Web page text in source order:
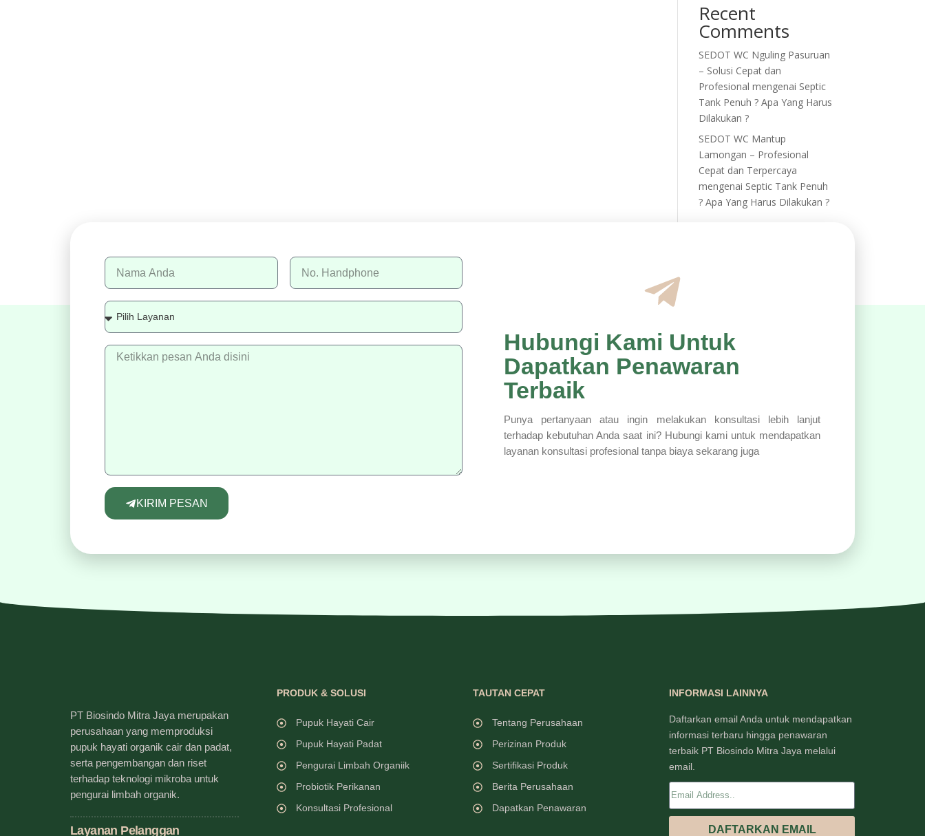
Recent
Comments
SEDOT WC Nguling Pasuruan
– Solusi Cepat dan
Profesional mengenai Septic
Tank Penuh ? Apa Yang Harus
Dilakukan ?
SEDOT WC Mantup
Lamongan – Profesional
Cepat dan Terpercaya
mengenai Septic Tank Penuh
? Apa Yang Harus Dilakukan ?
KIRIM PESAN
Hubungi Kami Untuk
Dapatkan Penawaran
Terbaik
Punya pertanyaan atau ingin melakukan konsultasi lebih lanjut
terhadap kebutuhan Anda saat ini? Hubungi kami untuk mendapatkan
layanan konsultasi profesional tanpa biaya sekarang juga
PT Biosindo Mitra Jaya merupakan
perusahaan yang memproduksi
pupuk hayati organik cair dan padat,
serta pengembangan dan riset
terhadap teknologi mikroba untuk
pengurai limbah organik.
Layanan Pelanggan
PRODUK & SOLUSI
Pupuk Hayati Cair
Pupuk Hayati Padat
Pengurai Limbah Organiik
Probiotik Perikanan
Konsultasi Profesional
TAUTAN CEPAT
Tentang Perusahaan
Perizinan Produk
Sertifikasi Produk
Berita Perusahaan
Dapatkan Penawaran
INFORMASI LAINNYA
Daftarkan email Anda untuk mendapatkan
informasi terbaru hingga penawaran
terbaik PT Biosindo Mitra Jaya melalui
email.
DAFTARKAN EMAIL